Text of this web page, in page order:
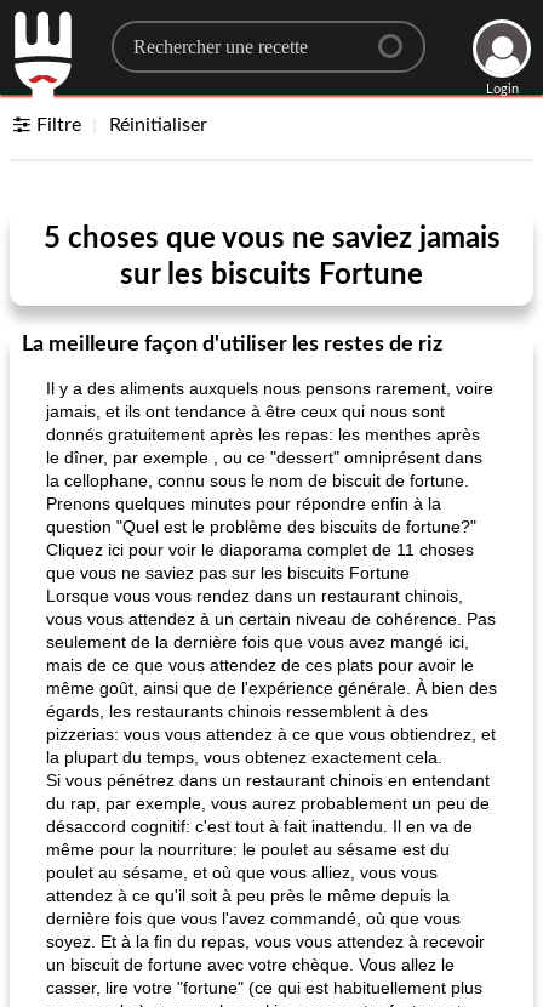
Search for a recipe
Login
Filtre Réinitialiser
5 choses que vous ne saviez jamais
sur les biscuits Fortune
La meilleure façon d'utiliser les restes de riz
Il y a des aliments auxquels nous pensons rarement, voire
jamais, et ils ont tendance à être ceux qui nous sont
donnés gratuitement après les repas: les menthes après
le dîner, par exemple , ou ce "dessert" omniprésent dans
la cellophane, connu sous le nom de biscuit de fortune.
Prenons quelques minutes pour répondre enfin à la
question "Quel est le problème des biscuits de fortune?"
Cliquez ici pour voir le diaporama complet de 11 choses
que vous ne saviez pas sur les biscuits Fortune
Lorsque vous vous rendez dans un restaurant chinois,
vous vous attendez à un certain niveau de cohérence. Pas
seulement de la dernière fois que vous avez mangé ici,
mais de ce que vous attendez de ces plats pour avoir le
même goût, ainsi que de l'expérience générale. À bien des
égards, les restaurants chinois ressemblent à des
pizzerias: vous vous attendez à ce que vous obtiendrez, et
la plupart du temps, vous obtenez exactement cela.
Si vous pénétrez dans un restaurant chinois en entendant
du rap, par exemple, vous aurez probablement un peu de
désaccord cognitif: c'est tout à fait inattendu. Il en va de
même pour la nourriture: le poulet au sésame est du
poulet au sésame, et où que vous alliez, vous vous
attendez à ce qu'il soit à peu près le même depuis la
dernière fois que vous l'avez commandé, où que vous
soyez. Et à la fin du repas, vous vous attendez à recevoir
un biscuit de fortune avec votre chèque. Vous allez le
casser, lire votre "fortune" (ce qui est habituellement plus